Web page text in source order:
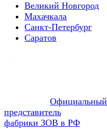
Великий Новгород
Махачкала
Санкт-Петербург
Саратов
Официальный
представитель
фабрики ЗОВ в РФ